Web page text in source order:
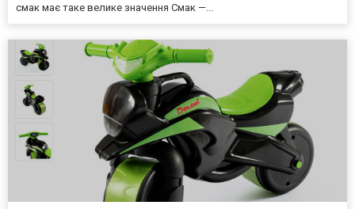
смак має таке велике значення Смак —...